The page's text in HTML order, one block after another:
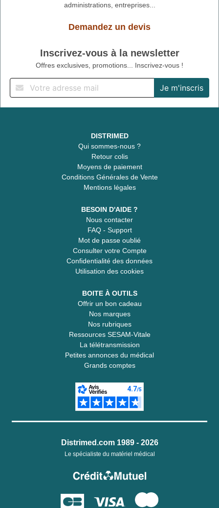
administrations, entreprises...
Demandez un devis
Inscrivez-vous à la newsletter
Offres exclusives, promotions... Inscrivez-vous !
DISTRIMED
Qui sommes-nous ?
Retour colis
Moyens de paiement
Conditions Générales de Vente
Mentions légales
BESOIN D'AIDE ?
Nous contacter
FAQ - Support
Mot de passe oublié
Consulter votre Compte
Confidentialité des données
Utilisation des cookies
BOITE À OUTILS
Offrir un bon cadeau
Nos marques
Nos rubriques
Ressources SESAM-Vitale
La télétransmission
Petites annonces du médical
Grands comptes
Distrimed.com 1989 - 2026
Le spécialiste du matériel médical